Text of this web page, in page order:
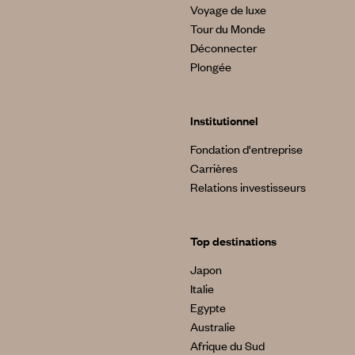
Voyage de luxe
Tour du Monde
Déconnecter
Plongée
Institutionnel
Fondation d'entreprise
Carrières
Relations investisseurs
Top destinations
Japon
Italie
Egypte
Australie
Afrique du Sud